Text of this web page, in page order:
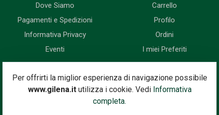
Per offrirti la miglior esperienza di navigazione possibile
www.gilena.itutilizza i cookie. Vedi Informativa
completa.
Dove Siamo
Pagamenti e Spedizioni
Informativa Privacy
Eventi
Carrello
Profilo
Ordini
I miei Preferiti
Newsletter
Iscriviti subito alla nostra newsletter. Riceverai prima di tutti le
novità, le offerte, i prossimi eventi...